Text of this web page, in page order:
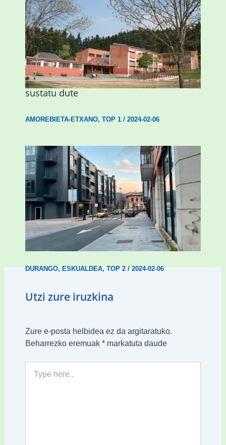
Amorebietak eta Eusko Jaurlaritzak
Urritxen institutu berri bat eraikitzea
sustatu dute
AMOREBIETA-ETXANO, TOP 1/ 2024-02-06
Udal etxebizitza tasatuei buruzko lehen
ordenantza izango du Durangok
DURANGO,ESKUALDEA,TOP 2/2024-02-06
Utzi zure iruzkina
Zure e-posta helbidea ez da argitaratuko.
Beharrezko eremuak *markatuta daude
here..